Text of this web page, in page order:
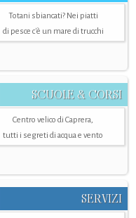
Totani sbiancati? Nei piatti
di pesce c'è un mare di trucchi
SCUOLE & CORSI
Centro velico di Caprera,
tutti i segreti di acqua e vento
SERVIZI